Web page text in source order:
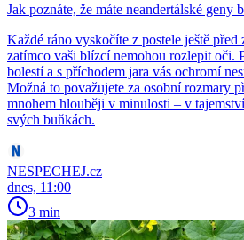
Jak poznáte, že máte neandertálské geny
Každé ráno vyskočíte z postele ještě
zatímco vaši blízcí nemohou rozlepit oči.
bolestí a s příchodem jara vás ochromí
Možná to považujete za osobní rozmary
mnohem hlouběji v minulosti – v
svých buňkách.
NESPECHEJ.cz
dnes, 11:00
3 min